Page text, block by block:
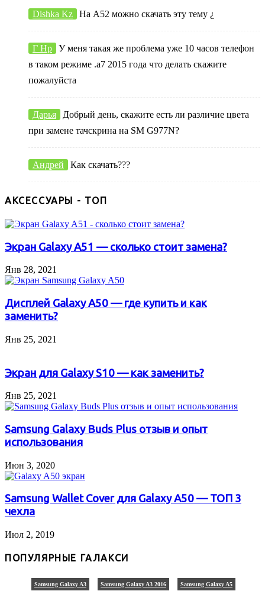
Dishka Kz На А52 можно скачать эту тему ¿
Г Нр
У меня такая же проблема уже 10 часов телефон
в таком режиме .а7 2015 года что делать скажите
пожалуйста
Дарья
Добрый день, скажите есть ли различие цвета
при замене тачскрина на SM G977N?
Андрей Как скачать???
АКСЕССУАРЫ - ТОП
Экран Galaxy A51 — сколько стоит замена?
Янв 28, 2021
Дисплей Galaxy A50 — где купить и как
заменить?
Янв 25, 2021
Экран для Galaxy S10 — как заменить?
Янв 25, 2021
Samsung Galaxy Buds Plus отзыв и опыт
использования
Июн 3, 2020
Samsung Wallet Cover для Galaxy A50 — ТОП 3
чехла
Июл 2, 2019
ПОПУЛЯРНЫЕ ГАЛАКСИ
Samsung Galaxy A3 Samsung Galaxy A3 2016 Samsung Galaxy A5